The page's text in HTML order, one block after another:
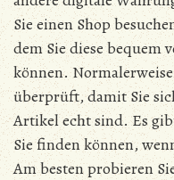
Sie einen Shop
dem Sie diese bequem
können.
überprüft, damit Sie
Artikel echt sind. Es
Sie finden können,
Am besten probieren